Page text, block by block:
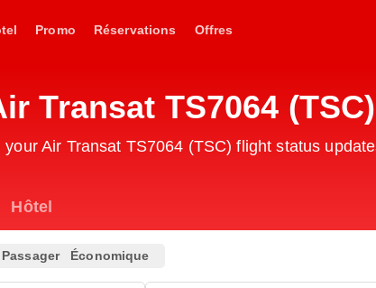
Promo Réservations Offres
Transat TS7064
your Air Transat TS7064 (TSC) flight status
Hôtel
Passager Économique